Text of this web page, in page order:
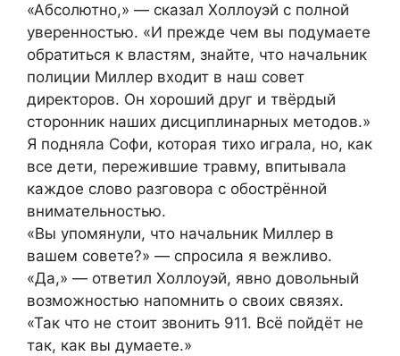
«Абсолютно,» — сказал Холлоуэй с полной
уверенностью. «И прежде чем вы подумаете
обратиться к властям, знайте, что начальник
полиции Миллер входит в наш совет
директоров. Он хороший друг и твёрдый
сторонник наших дисциплинарных методов.»
Я подняла Софи, которая тихо играла, но, как
все дети, пережившие травму, впитывала
каждое слово разговора с обострённой
внимательностью.
«Вы упомянули, что начальник Миллер в
вашем совете?» — спросила я вежливо.
«Да,» — ответил Холлоуэй, явно довольный
возможностью напомнить о своих связях.
«Так что не стоит звонить 911. Всё пойдёт не
так, как вы думаете.»